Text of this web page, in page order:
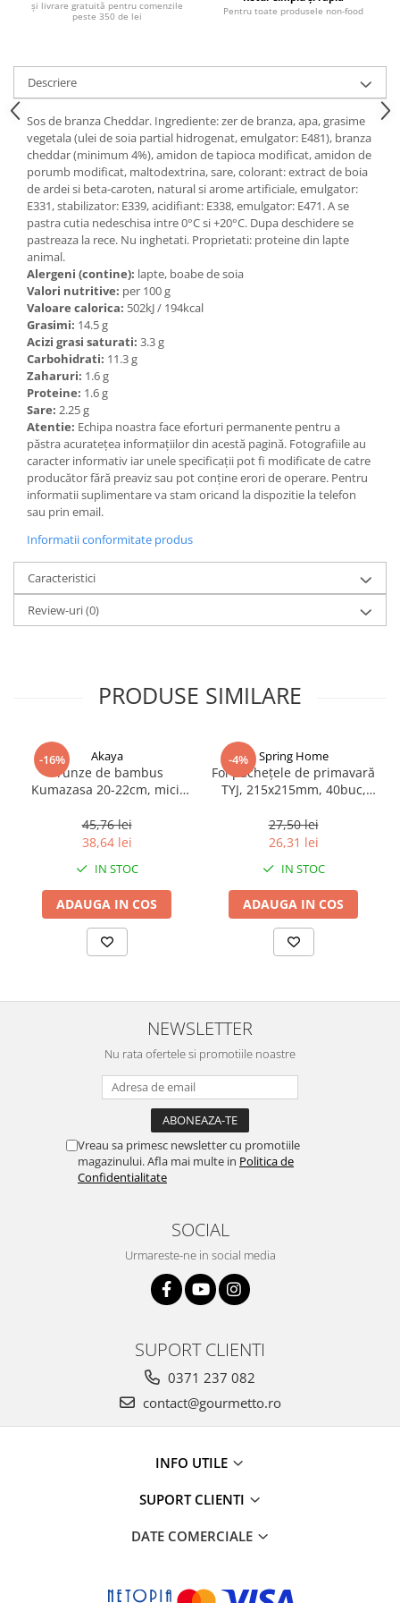
Ulei Huilerie Beaujolaise
Ulei Wiberg Gastro
și livrare gratuită pentru comenzile
peste 350 de lei
Pentru toate produsele non-food
Descriere
Sos de branza Cheddar. Ingrediente: zer de branza, apa, grasime
vegetala (ulei de soia partial hidrogenat, emulgator: E481), branza
cheddar (minimum 4%), amidon de tapioca modificat, amidon de
porumb modificat, maltodextrina, sare, colorant: extract de boia
de ardei si beta-caroten, natural si arome artificiale, emulgator:
E331, stabilizator: E339, acidifiant: E338, emulgator: E471. A se
pastra cutia nedeschisa intre 0°C si +20°C. Dupa deschidere se
pastreaza la rece. Nu inghetati. Proprietati: proteine ​​din lapte
animal.
Alergeni (contine): lapte, boabe de soia
Valori nutritive: per 100 g
Valoare calorica: 502kJ / 194kcal
Grasimi: 14.5 g
Acizi grasi saturati: 3.3 g
Carbohidrati: 11.3 g
Zaharuri: 1.6 g
Proteine: 1.6 g
Sare: 2.25 g
Atentie: Echipa noastra face eforturi permanente pentru a
păstra acurateţea informaţiilor din acestă pagină. Fotografiile au
caracter informativ iar unele specificaţii pot fi modificate de catre
producător fără preaviz sau pot conţine erori de operare. Pentru
informatii suplimentare va stam oricand la dispozitie la telefon
sau prin email.
Informatii conformitate produs
Caracteristici
Review-uri(0)
PRODUSE SIMILARE
-16% Akaya
Frunze de bambus
Kumazasa 20-22cm, mici,
45,76 lei
38,64 lei
IN STOC
ADAUGA IN COS
-4% Spring Home
Foi pachețele de primavară
TYJ, 215x215mm, 40buc,
27,50 lei
26,31 lei
IN STOC
ADAUGA IN COS
NEWSLETTER
Nu rata ofertele si promotiile noastre
Vreau sa primesc newsletter cu promotiile
magazinului. Afla mai multe in Politica de
Confidentialitate
SOCIAL
Urmareste-ne in social media
SUPORT CLIENTI
0371 237 082
contact@gourmetto.ro
INFO UTILE
SUPORT CLIENTI
DATE COMERCIALE